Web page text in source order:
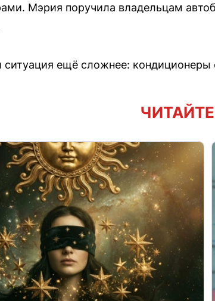
Мэрия поручила владельцам
ещё сложнее: кондиционеры